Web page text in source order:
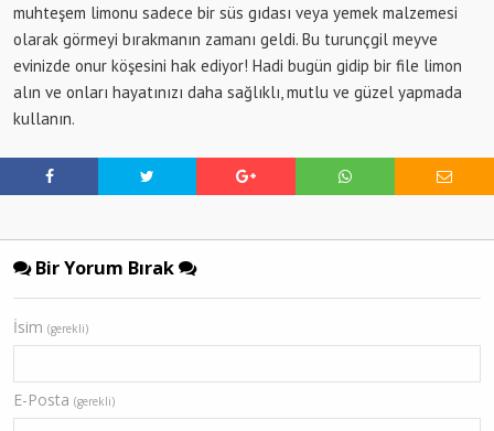
muhteşem limonu sadece bir süs gıdası veya yemek malzemesi
olarak görmeyi bırakmanın zamanı geldi. Bu turunçgil meyve
evinizde onur köşesini hak ediyor! Hadi bugün gidip bir file limon
alın ve onları hayatınızı daha sağlıklı, mutlu ve güzel yapmada
kullanın.
Bir Yorum Bırak
İsim (gerekli)
E-Posta (gerekli)